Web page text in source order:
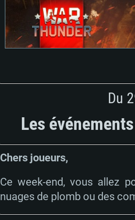
Du
Les
Chers joueurs,
Ce week-end, vous allez
nuages de plomb ou des